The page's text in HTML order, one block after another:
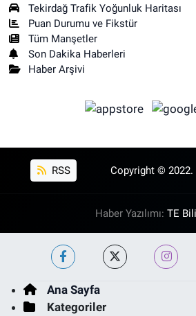
Tekirdağ Trafik Yoğunluk Haritası
Puan Durumu ve Fikstür
Tüm Manşetler
Son Dakika Haberleri
Haber Arşivi
RSS Copyright © 2022.
Haber Yazılımı: TE
Ana Sayfa
Kategoriler